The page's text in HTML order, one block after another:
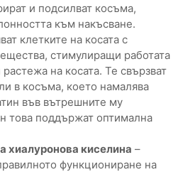
и подсилват косъма,
към накъсване.
клетките на косата с
стимулиращи работата
на косата. Те свързват
в косъма, което намалява
във вътрешните му
това поддържат оптимална
хиалуронова киселина –
функциониране на